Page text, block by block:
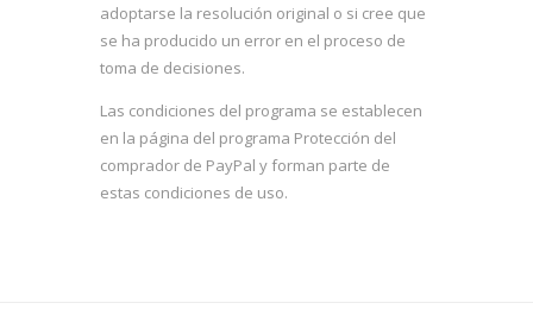
adoptarse la resolución original o si cree que
se ha producido un error en el proceso de
toma de decisiones.
Las condiciones del programa se establecen
en la página del programa Protección del
comprador de PayPal y forman parte de
estas condiciones de uso.